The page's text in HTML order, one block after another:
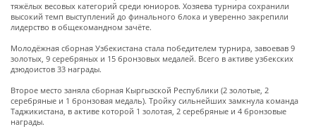
тяжёлых весовых категорий среди юниоров. Хозяева турнира сохранили
высокий темп выступлений до финального блока и уверенно закрепили
лидерство в общекомандном зачёте.
Молодёжная сборная Узбекистана стала победителем турнира, завоевав 9
золотых, 9 серебряных и 15 бронзовых медалей. Всего в активе узбекских
дзюдоистов 33 награды.
Второе место заняла сборная Кыргызской Республики (2 золотые, 2
серебряные и 1 бронзовая медаль). Тройку сильнейших замкнула команда
Таджикистана, в активе которой 1 золотая, 2 серебряные и 4 бронзовые
награды.